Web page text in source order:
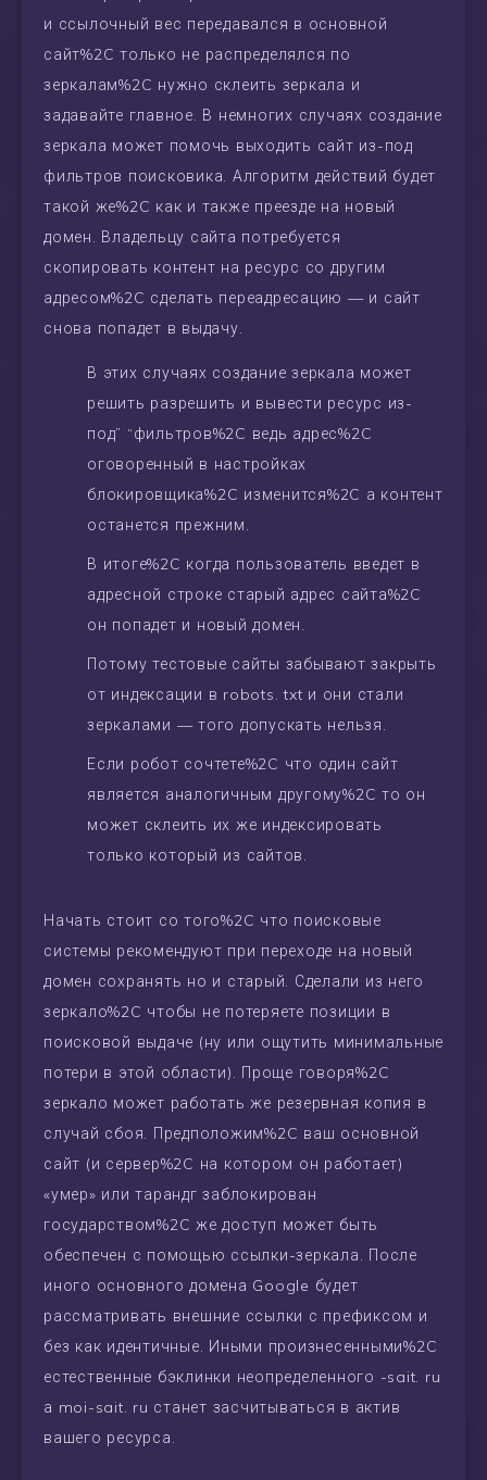
и ссылочный вес передавался в основной
сайт%2C только не распределялся по
зеркалам%2C нужно склеить зеркала и
задавайте главное. В немногих случаях создание
зеркала может помочь выходить сайт из-под
фильтров поисковика. Алгоритм действий будет
такой же%2C как и также преезде на новый
домен. Владельцу сайта потребуется
скопировать контент на ресурс со другим
адресом%2C сделать переадресацию — и сайт
снова попадет в выдачу.
В этих случаях создание зеркала может
решить разрешить и вывести ресурс из-
под” “фильтров%2C ведь адрес%2C
оговоренный в настройках
блокировщика%2C изменится%2C а контент
останется прежним.
В итоге%2C когда пользователь введет в
адресной строке старый адрес сайта%2C
он попадет и новый домен.
Потому тестовые сайты забывают закрыть
от индексации в robots. txt и они стали
зеркалами — того допускать нельзя.
Если робот сочтете%2C что один сайт
является аналогичным другому%2C то он
может склеить их же индексировать
только который из сайтов.
Начать стоит со того%2C что поисковые
системы рекомендуют при переходе на новый
домен сохранять но и старый. Сделали из него
зеркало%2C чтобы не потеряете позиции в
поисковой выдаче (ну или ощутить минимальные
потери в этой области). Проще говоря%2C
зеркало может работать же резервная копия в
случай сбоя. Предположим%2C ваш основной
сайт (и сервер%2C на котором он работает)
«умер» или тарандг заблокирован
государством%2C же доступ может быть
обеспечен с помощью ссылки-зеркала. После
иного основного домена Google будет
рассматривать внешние ссылки с префиксом и
без как идентичные. Иными произнесенными%2C
естественные бэклинки неопределенного -sait. ru
а moi-sait. ru станет засчитываться в актив
вашего ресурса.